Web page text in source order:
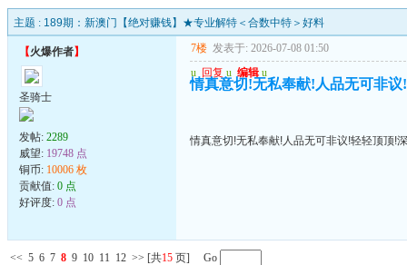
主题 : 189期：新澳门【绝对赚钱】★专业解特＜合数中特＞好料
【火爆作者】
圣骑士
发帖: 2289
威望: 19748 点
铜币: 10006 枚
贡献值: 0 点
好评度: 0 点
7楼 发表于: 2026-07-08 01:50
u 回复 u 编辑 u
情真意切!无私奉献!人品无可非
情真意切!无私奉献!人品无可非议!轻轻顶顶!
<< 5 6 7 8 9 10 11 12 >> [共15 页] Go